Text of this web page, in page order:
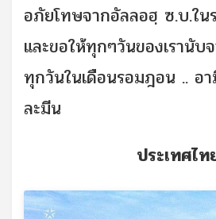
อภัยโทษจากอัลลอฮฺ ซ.บ.ใ
และขอให้ทุกๆวันของเรานับ
ทุกวันในเดือนรอมฎอน .. อ
ละมีน
ประเทศไท